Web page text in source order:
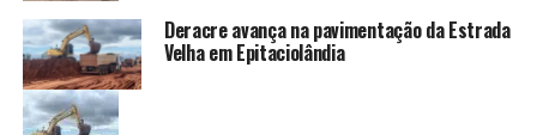
Deracre avança na pavimentação da Estrada
Velha em Epitaciolândia